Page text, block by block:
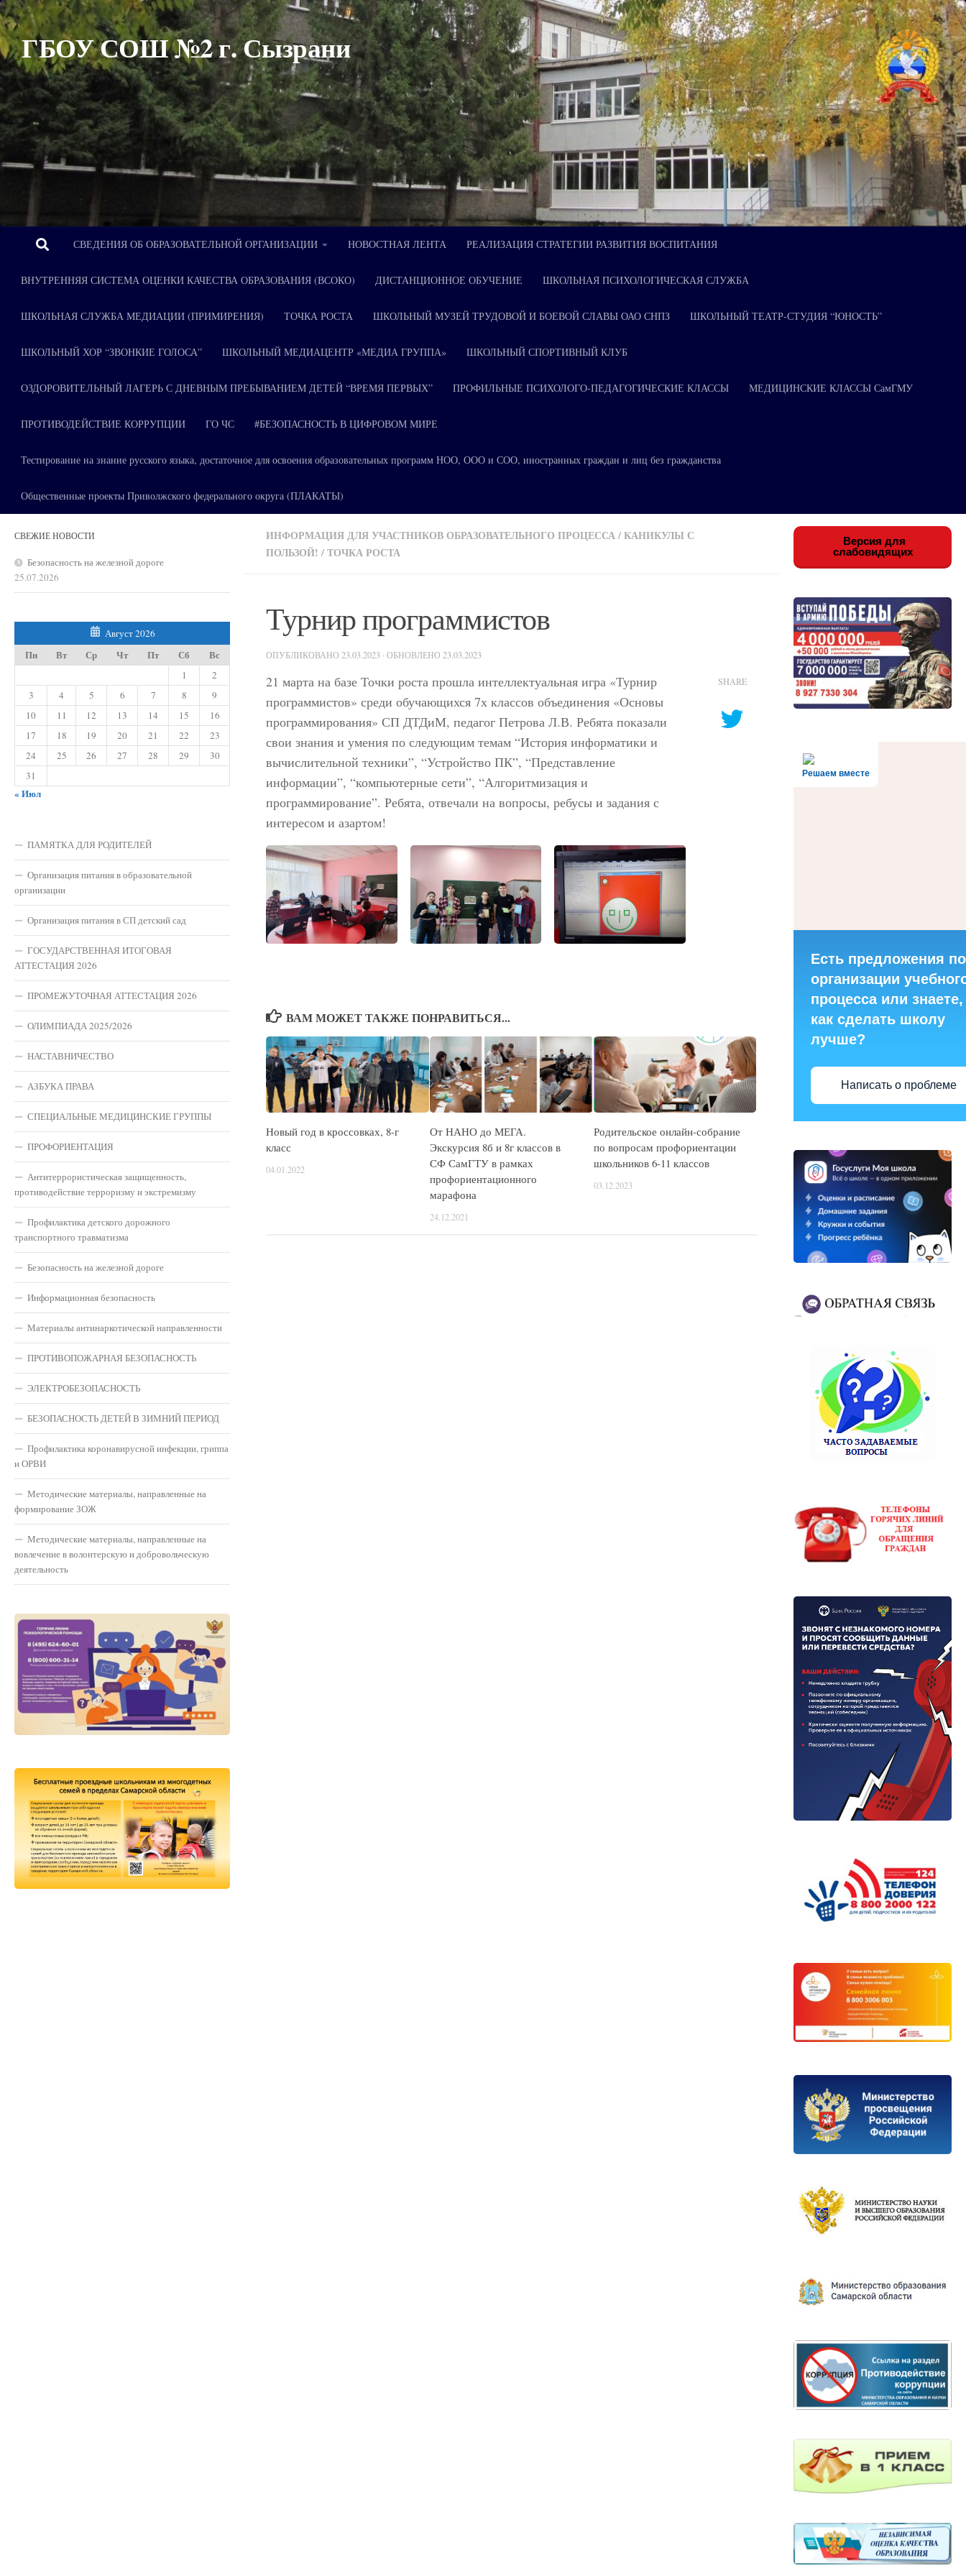
Перейти к содержимому
ГБОУ СОШ №2 г. Сызрани
СВЕДЕНИЯ ОБ ОБРАЗОВАТЕЛЬНОЙ ОРГАНИЗАЦИИ НОВОСТНАЯ ЛЕНТА РЕАЛИЗАЦИЯ СТРАТЕГИИ РАЗВИТИЯ ВОСПИТАНИЯ
ВНУТРЕННЯЯ СИСТЕМА ОЦЕНКИ КАЧЕСТВА ОБРАЗОВАНИЯ (ВСОКО) ДИСТАНЦИОННОЕ ОБУЧЕНИЕ ШКОЛЬНАЯ ПСИХОЛОГИЧЕСКАЯ СЛУЖБА
ШКОЛЬНАЯ СЛУЖБА МЕДИАЦИИ (ПРИМИРЕНИЯ) ТОЧКА РОСТА ШКОЛЬНЫЙ МУЗЕЙ ТРУДОВОЙ И БОЕВОЙ СЛАВЫ ОАО СНПЗ ШКОЛЬНЫЙ ТЕАТР-СТУДИЯ “ЮНОСТЬ”
ШКОЛЬНЫЙ ХОР “ЗВОНКИЕ ГОЛОСА” ШКОЛЬНЫЙ МЕДИАЦЕНТР «МЕДИА ГРУППА» ШКОЛЬНЫЙ СПОРТИВНЫЙ КЛУБ
ОЗДОРОВИТЕЛЬНЫЙ ЛАГЕРЬ С ДНЕВНЫМ ПРЕБЫВАНИЕМ ДЕТЕЙ “ВРЕМЯ ПЕРВЫХ” ПРОФИЛЬНЫЕ ПСИХОЛОГО-ПЕДАГОГИЧЕСКИЕ КЛАССЫ МЕДИЦИНСКИЕ КЛАССЫ СамГМУ
ПРОТИВОДЕЙСТВИЕ КОРРУПЦИИ ГО ЧС #БЕЗОПАСНОСТЬ В ЦИФРОВОМ МИРЕ
Тестирование на знание русского языка, достаточное для освоения образовательных программ НОО, ООО и СОО, иностранных граждан и лиц без гражданства
Общественные проекты Приволжского федерального округа (ПЛАКАТЫ)
ИНФОРМАЦИЯ ДЛЯ УЧАСТНИКОВ ОБРАЗОВАТЕЛЬНОГО ПРОЦЕССА/КАНИКУЛЫ С
ПОЛЬЗОЙ! /ТОЧКА РОСТА
Турнир программистов
ОПУБЛИКОВАНО 23.03.2023 · ОБНОВЛЕНО 23.03.2023
21 марта на базе Точки роста прошла интеллектуальная игра «Турнир
программистов» среди обучающихся 7х классов объединения «Основы
программирования» СП ДТДиМ, педагог Петрова Л.В. Ребята показали
свои знания и умения по следующим темам “История информатики и
вычислительной техники”, “Устройство ПК”, “Представление
информации”, “компьютерные сети”, “Алгоритмизация и
программирование”. Ребята, отвечали на вопросы, ребусы и задания с
интересом и азартом!
SHARE
ВАМ МОЖЕТ ТАКЖЕ ПОНРАВИТЬСЯ...
Новый год в кроссовках, 8-г
класс
04.01.2022
От НАНО до МЕГА.
Экскурсия 8б и 8г классов в
СФ СамГТУ в рамках
профориентационного
марафона
24.12.2021
Родительское онлайн-собрание
по вопросам профориентации
школьников 6-11 классов
03.12.2023
СВЕЖИЕ НОВОСТИ
Безопасность на железной дороге
25.07.2026
Август 2026
Пн Вт Ср Чт Пт Сб Вс
1
2
3
4 5 6 7 8
9
10
11 12 13 14 15
16
17
18 19 20 21 22
23
24
25 26 27 28 29
30
31
« Июл
ПАМЯТКА ДЛЯ РОДИТЕЛЕЙ
Организация питания в образовательной
организации
Организация питания в СП детский сад
ГОСУДАРСТВЕННАЯ ИТОГОВАЯ
АТТЕСТАЦИЯ 2026
ПРОМЕЖУТОЧНАЯ АТТЕСТАЦИЯ 2026
ОЛИМПИАДА 2025/2026
НАСТАВНИЧЕСТВО
АЗБУКА ПРАВА
СПЕЦИАЛЬНЫЕ МЕДИЦИНСКИЕ ГРУППЫ
ПРОФОРИЕНТАЦИЯ
Антитеррористическая защищенность,
противодействие терроризму и экстремизму
Профилактика детского дорожного
транспортного травматизма
Безопасность на железной дороге
Информационная безопасность
Материалы антинаркотической направленности
ПРОТИВОПОЖАРНАЯ БЕЗОПАСНОСТЬ
ЭЛЕКТРОБЕЗОПАСНОСТЬ
БЕЗОПАСНОСТЬ ДЕТЕЙ В ЗИМНИЙ ПЕРИОД
Профилактика коронавирусной инфекции, гриппа
и ОРВИ
Методические материалы, направленные на
формирование ЗОЖ
Методические материалы, направленные на
вовлечение в волонтерскую и добровольческую
деятельность
Версия для
слабовидящих
Решаем вместе
Есть предложения по
организации
процесса или знаете,
как сделать школу
лучше?
Написать о проблеме